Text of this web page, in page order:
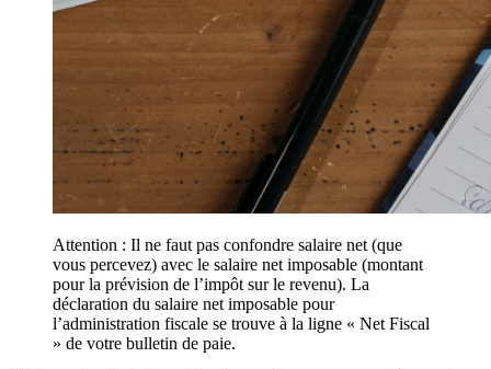
Attention : Il ne faut pas confondre salaire net (que
vous percevez) avec le salaire net imposable (montant
pour la prévision de l’impôt sur le revenu). La
déclaration du salaire net imposable pour
l’administration fiscale se trouve à la ligne « Net Fiscal
» de votre bulletin de paie.